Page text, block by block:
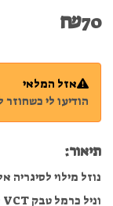
₪70
אזל המלאי
הודיעו לי כשחוזר
תיאור:
וניל כרמל טבק VCT ללא ניקוטין.